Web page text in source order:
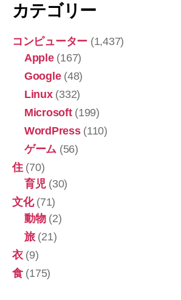
92
x
説
明
カテゴリー
コンピューター (1,437)
Apple(167)
Google(48)
Linux(332)
Microsoft(199)
WordPress(110)
ゲーム (56)
住(70)
育児(30)
文化(71)
動物(2)
旅(21)
衣(9)
食(175)